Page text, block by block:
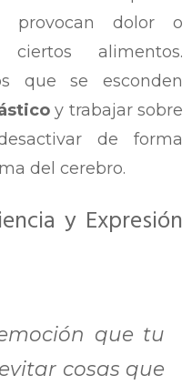
provocan dolor o
alimentos.
que se esconden
y trabajar sobre
de forma
del cerebro.
y Expresión
que tu
cosas que